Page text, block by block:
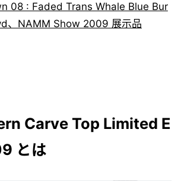
08 : Faded Trans Whale Blue Bur
、NAMM Show 2009 展示品
Carve Top Limited E
とは